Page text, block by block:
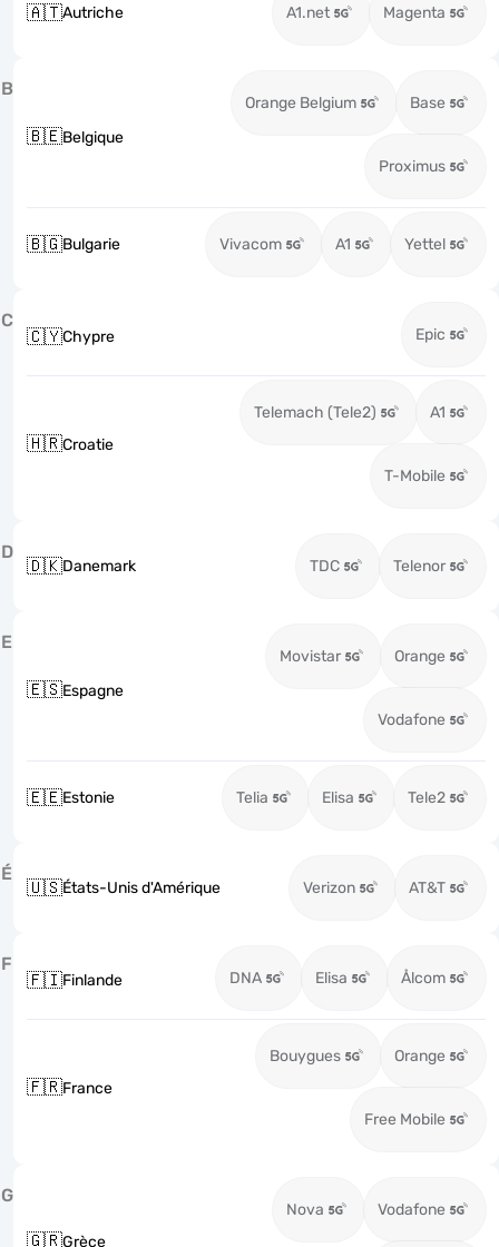
🇦🇹Autriche A1.net Magenta
B
🇧🇪Belgique
Orange Belgium Base
Proximus
🇧🇬Bulgarie Vivacom A1 Yettel
C
🇨🇾Chypre Epic
🇭🇷Croatie
Telemach (Tele2) A1
T-Mobile
D
🇩🇰Danemark TDC Telenor
E
🇪🇸Espagne
Movistar Orange
Vodafone
🇪🇪Estonie Telia Elisa Tele2
É
🇺🇸États-Unis d'Amérique Verizon AT&T
F
🇫🇮Finlande DNA Elisa Ålcom
🇫🇷France
Bouygues Orange
Free Mobile
G
🇬🇷Grèce
Nova Vodafone